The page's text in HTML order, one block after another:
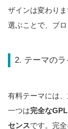
ザインは変わり
選ぶことで、ブ
2. テーマの
有料テーマには、
一つは完全な
センスです。完